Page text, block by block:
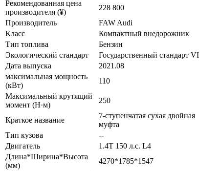
Рекомендованная цена
производителя (¥)
228 800
Производитель
FAW Audi
Класс
Компактный внедорожник
Тип топлива
Бензин
Экологический стандарт
Государственный стандарт VI
Дата выпуска
2021.08
максимальная мощность
(кВт)
110
Максимальный крутящий
момент (Н·м)
250
Краткое название
7-ступенчатая сухая двойная
муфта
Тип кузова
--
Двигатель
1.4T 150 л.с. L4
Длина*Ширина*Высота
(мм)
4270*1785*1547